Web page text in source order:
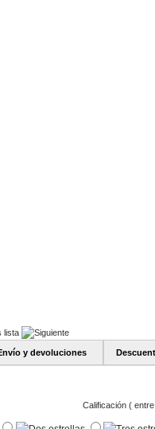
y devoluciones
Calificación (